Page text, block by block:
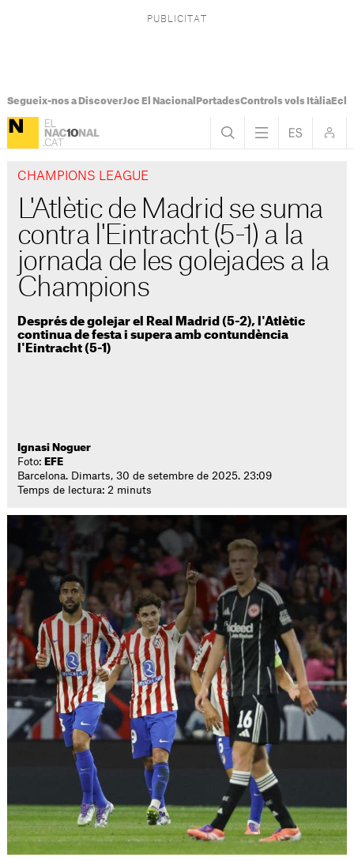
Segueix-nos a DiscoverJoc El Nacional PortadesControls vols Itàlia
CHAMPIONS LEAGUE
L'Atlètic de Madrid se suma
contra l'Eintracht (5-1) a la
jornada de les golejades a la
Champions
Després de golejar el Real Madrid (5-2), l'Atlètic
continua de festa i supera amb contundència
l'Eintracht (5-1)
Ignasi Noguer
Foto: EFE
Barcelona. Dimarts, 30 de setembre de 2025. 23:09
Temps de lectura: 2 minuts